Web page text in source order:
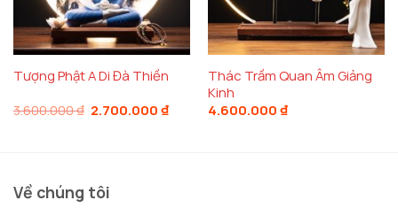
và thiết kế tinh xảo. Sản phẩm được chế tác từ
chất liệu gốm sứ cao cấp, kết hợp với các chi tiết
thủ công tỉ mỉ, mang đến một vẻ đẹp sang trọng và
bền vững. Tượng Quan Thế Âm được điêu khắc rất
Ngoài ra,thác khói trầm hương phong thủy
Tượng Phật A Di Đà Thiền
3.600.000₫ Giá
2.700.000₫Giá
Thác Trầm Quan Âm Giảng
Kinh
4.600.000 ₫
Về chúng tôi